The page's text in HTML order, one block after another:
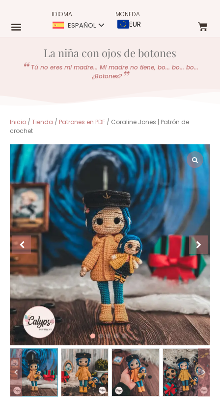
IDIOMA
ESPAÑOL
MONEDA
EUR
La niña con ojos de botones
Tú no eres mi madre... Mi madre no tiene, bo... bo... bo...
¿Botones?
Inicio / Tienda / Patrones en PDF / Coraline Jones | Patrón de
crochet